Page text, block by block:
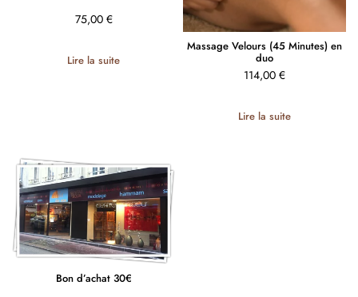
75,00 €
Lire la suite
Massage Velours (45 Minutes) en
duo
114,00 €
Lire la suite
Bon d’achat 30€